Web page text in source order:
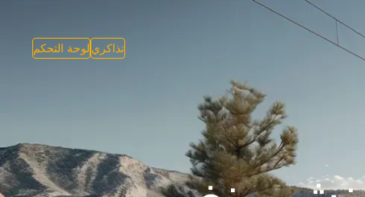
تذاكري لوحة التحكم